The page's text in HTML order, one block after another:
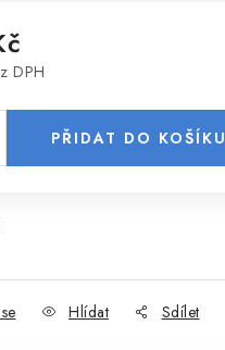
DPH
PŘIDAT DO KOŠÍKU
Hlídat Sdílet